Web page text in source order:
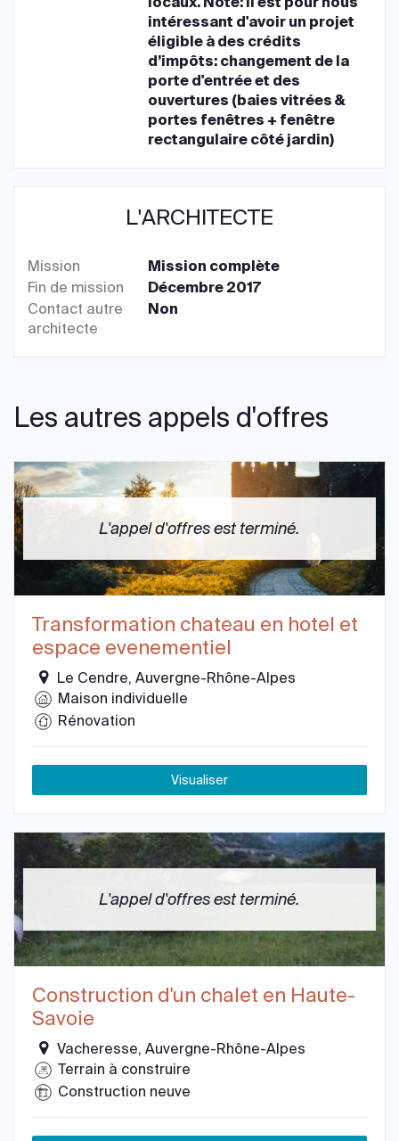
intéressant d'avoir un projet
éligible à des crédits
d’impôts: changement de la
porte d'entrée et des
ouvertures (baies vitrées &
portes fenêtres + fenêtre
rectangulaire côté jardin)
L'ARCHITECTE
Mission
Mission complète
Fin de mission
Décembre 2017
Contact autre
architecte
Non
Les autres appels d'offres
L'appel d'offres est terminé.
Transformation chateau en hotel et
espace evenementiel
Le Cendre, Auvergne-Rhône-Alpes
Maison individuelle
Rénovation
Visualiser
L'appel d'offres est terminé.
Construction d'un chalet en Haute-
Savoie
Vacheresse, Auvergne-Rhône-Alpes
Terrain à construire
Construction neuve